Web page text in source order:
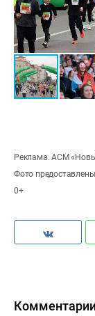
Реклама. АСМ
Фото
0+